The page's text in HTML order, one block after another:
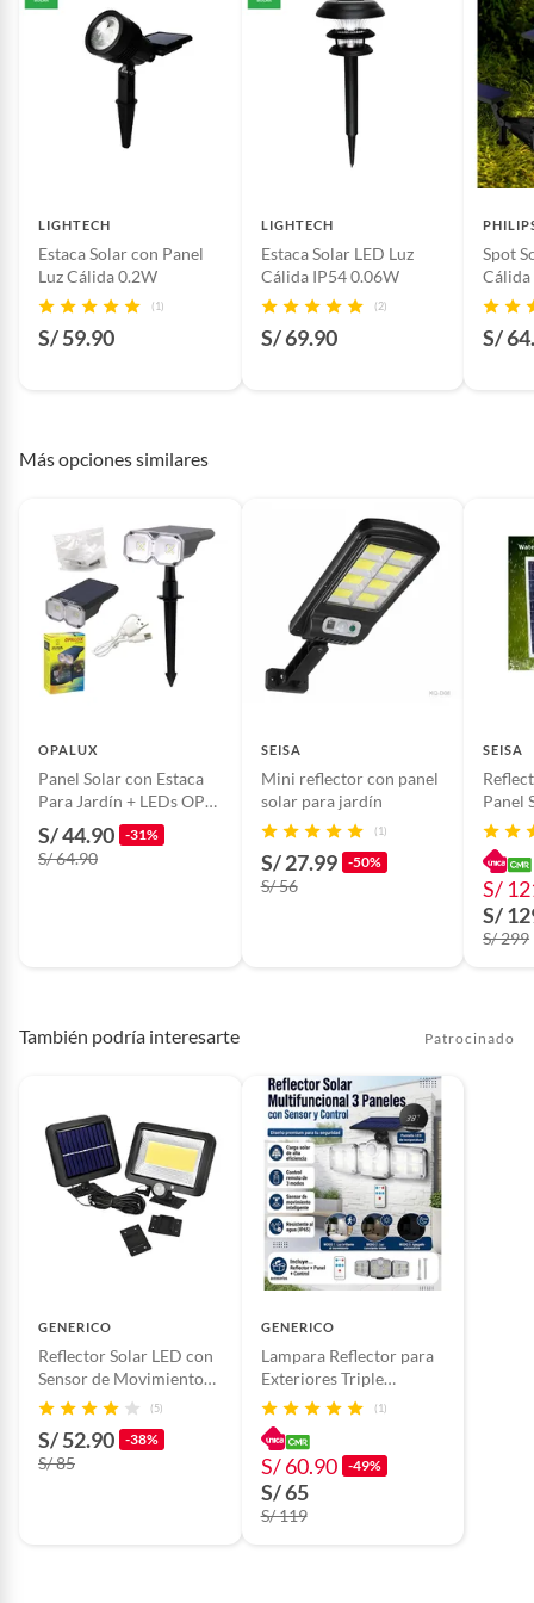
LIGHTECH
Estaca Solar con Panel
Luz Cálida 0.2W
(1)
S/ 59.90
LIGHTECH
Estaca Solar LED Luz
Cálida IP54 0.06W
(2)
S/ 69.90
Spot
Cálida
S/
Más opciones similares
OPALUX
Panel Solar con Estaca
Para Jardín + LEDs OP-
SLG10-CCT OPALUX
S/ 44.90 -31%
S/ 64.90
SEISA
Mini reflector con panel
solar para jardín
(1)
S/ 27.99 -50%
S/ 56
SEISA
Panel
S/
S/
S/ 299
También podría interesarte Patrocinado
GENERICO
Reflector Solar LED con
Sensor de Movimiento
Exterior IP65 + Panel
(5)
S/ 52.90 -38%
S/ 85
GENERICO
Lampara Reflector para
Exteriores Triple
Cabezal Panel Solar
Sensor de Movimiento
(1)
S/ 60.90 -49%
S/ 65
S/ 119